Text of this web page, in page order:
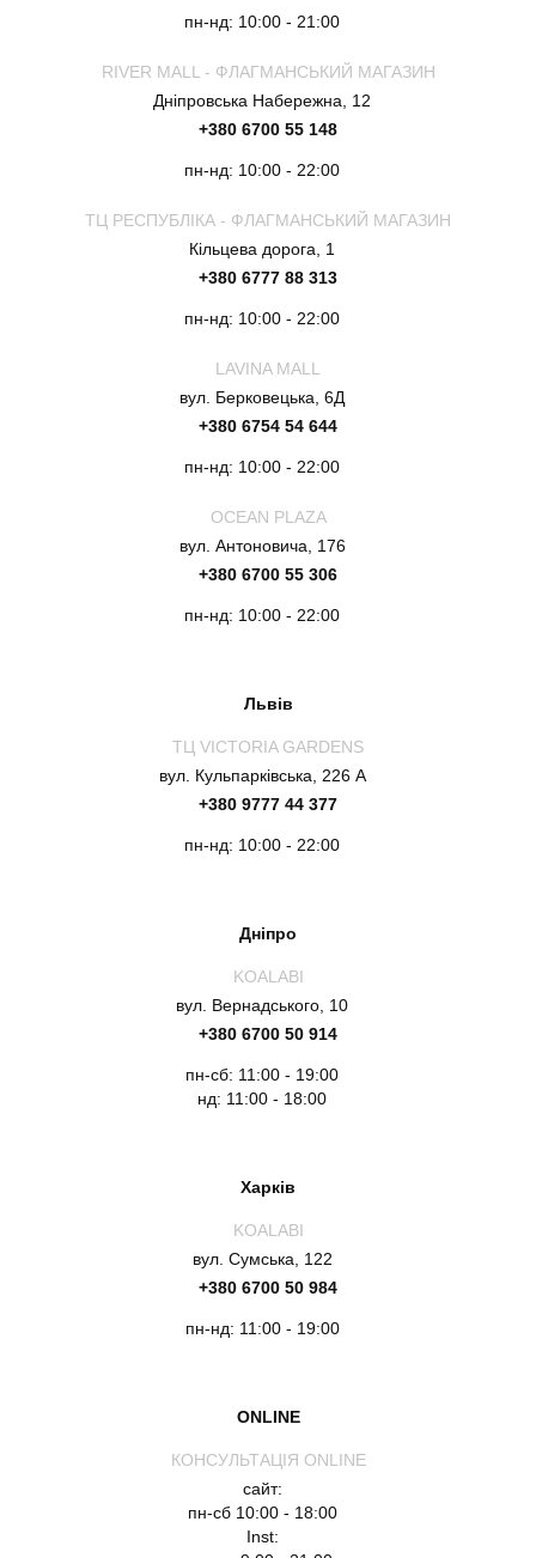
пн-нд: 10:00 - 21:00
RIVER MALL - ФЛАГМАНСЬКИЙ МАГАЗИН
Дніпровська Набережна, 12
+380 6700 55 148
пн-нд: 10:00 - 22:00
ТЦ РЕСПУБЛІКА - ФЛАГМАНСЬКИЙ МАГАЗИН
Кільцева дорога, 1
+380 6777 88 313
пн-нд: 10:00 - 22:00
LAVINA MALL
вул. Берковецька, 6Д
+380 6754 54 644
пн-нд: 10:00 - 22:00
OCEAN PLAZA
вул. Антоновича, 176
+380 6700 55 306
пн-нд: 10:00 - 22:00
Львів
ТЦ VICTORIA GARDENS
вул. Кульпарківська, 226 А
+380 9777 44 377
пн-нд: 10:00 - 22:00
Дніпро
KOALABI
вул. Вернадського, 10
+380 6700 50 914
пн-сб: 11:00 - 19:00
нд: 11:00 - 18:00
Харків
KOALABI
вул. Сумська, 122
+380 6700 50 984
пн-нд: 11:00 - 19:00
ONLINE
КОНСУЛЬТАЦІЯ ONLINE
сайт:
пн-сб 10:00 - 18:00
Inst: